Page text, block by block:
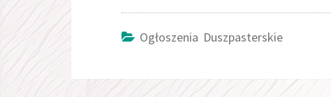
Ogłoszenia Duszpasterskie